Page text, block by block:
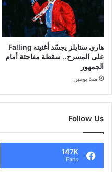
هاري ستايلز يجسّد أغنيته Falling
على المسرح.. سقطة مفاجئة أمام
الجمهور
منذ يومين
Follow Us
147K
Fans